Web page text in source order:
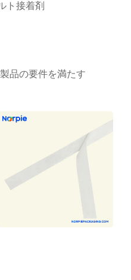
ト接着剤
品の要件を満たす